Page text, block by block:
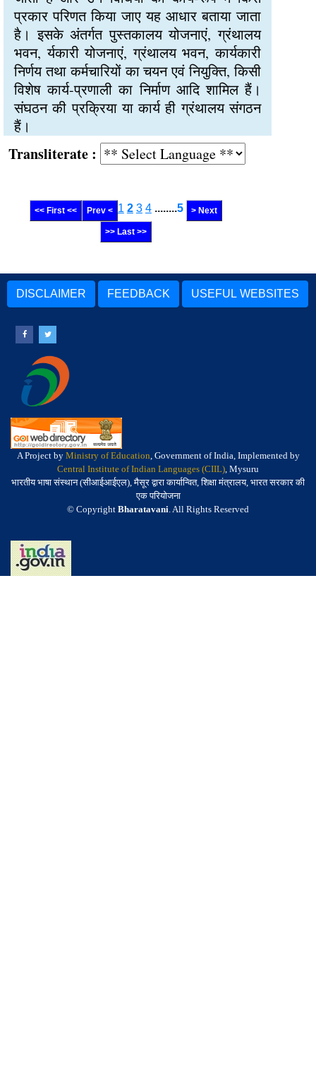
प्रकार परिणत किया जाए यह आधार बताया जाता
है। इसके अंतर्गत पुस्तकालय योजनाएं, ग्रंथालय
भवन, र्यकारी योजनाएं, ग्रंथालय भवन, कार्यकारी
निर्णय तथा कर्मचारियों का चयन एवं नियुक्ति, किसी
विशेष कार्य-प्रणाली का निर्माण आदि शामिल हैं।
संघठन की प्रक्रिया या कार्य ही ग्रंथालय संगठन
हैं।
:
<< First << Prev < 1 2 3 4 ........5 > Next
>> Last >>
DISCLAIMER FEEDBACK USEFUL WEBSITES
A Project by Ministry of Education, Government of India, Implemented by
Central Institute of Indian Languages (CIIL), Mysuru
भारतीय भाषा संस्थान (सीआईआईएल), मैसूर द्वारा कार्यान्वित, शिक्षा मंत्रालय, भारत सरकार की
एक परियोजना
© Copyright Bharatavani. All Rights Reserved